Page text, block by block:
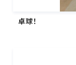
卓球！